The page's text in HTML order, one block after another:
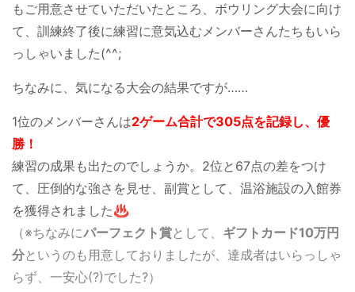
もご用意させていただいたところ、ボウリング大会に向け
て、訓練終了後に練習に意気込むメンバーさんたちもいら
っしゃいました(^^;
ちなみに、気になる大会の結果ですが……
1位のメンバーさんは2ゲーム合計で305点を記録し、優
勝！
練習の成果も出たのでしょうか。2位と67点の差をつけ
て、圧倒的な強さを見せ、副賞として、温浴施設の入館券
を獲得されました♨
（※ちなみにパーフェクト賞として、 ギフトカード10万円
分というのも用意しておりましたが、達成者はいらっしゃ
らず、一安心(?)でした?）